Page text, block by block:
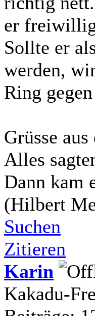
er
Sollte er
werden,
Ring
Grüsse
Alles
Dann kam
(Hilbert
Suchen
Zitieren
Karin
Kakadu-